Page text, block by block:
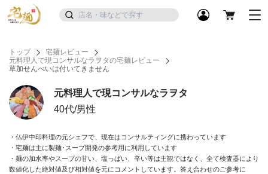
トップ
宅麺レビュー
元料理人で現コンサルなラヲタの宅麺レビュー
草加せんべいは付いてきません
元料理人で現コンサルなラヲタ
40代/男性
・仏伊中印料理の元シェフで、現在はコンサルティングに携わっています
・宅麺は主に製麺･スープ開発の参考用に利用しています
・麺の加水率やスープの甘い、塩っぱい、辛い等は主観ではなく、全て検査器により
数値化した絶対値及び相対値を元にコメントしています。答え合わせのご参考に